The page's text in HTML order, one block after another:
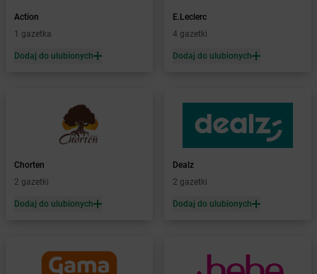
Żabka
Żabka Bełchatów
Bestwina
Bestwinka
Bezrzecze
Żabka BG1
Żabka Biała
Żabka
Biała Druga
Białe Błota
Action
1 gazetka
Dodaj do ulubionych
E.Leclerc
4 gazetki
Dodaj do ulubionych
Chorten
2 gazetki
Dodaj do ulubionych
Dealz
2 gazetki
Dodaj do ulubionych